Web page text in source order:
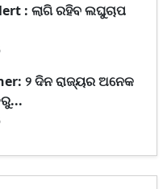
: ଲାଗି ରହିବ ଲଘୁଚାପ
୨ ଦିନ ରାଜ୍ୟର ଅନେକ